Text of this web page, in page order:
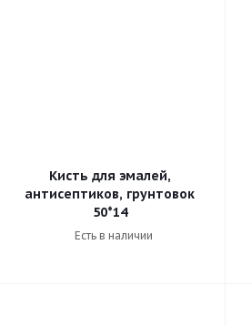
Кисть для эмалей,
антисептиков, грунтовок
50*14
Есть в наличии